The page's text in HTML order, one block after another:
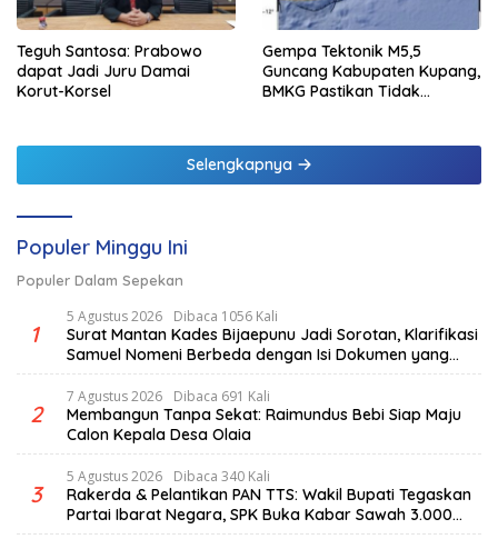
Teguh Santosa: Prabowo
dapat Jadi Juru Damai
Korut-Korsel
Gempa Tektonik M5,5
Guncang Kabupaten Kupang,
BMKG Pastikan Tidak
Selengkapnya
Populer Minggu Ini
Populer Dalam Sepekan
1
5 Agustus 2026 Dibaca 1056 Kali
Surat Mantan Kades Bijaepunu Jadi Sorotan, Klarifikasi
Samuel Nomeni Berbeda dengan Isi Dokumen yang
Beredar
2
7 Agustus 2026 Dibaca 691 Kali
Membangun Tanpa Sekat: Raimundus Bebi Siap Maju
Calon Kepala Desa Olaia
3
5 Agustus 2026 Dibaca 340 Kali
Rakerda & Pelantikan PAN TTS: Wakil Bupati Tegaskan
Partai Ibarat Negara, SPK Buka Kabar Sawah 3.000
Hektar & Larangan Politik Uang